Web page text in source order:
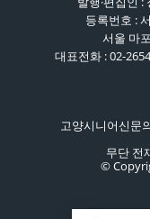
등록번호 :
서울 마
대표전화 : 02-
고양시니어신문
무단 전
©